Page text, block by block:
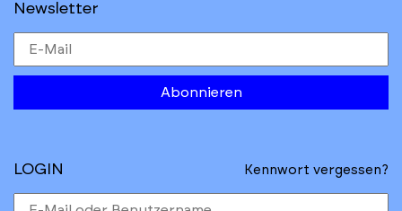
Newsletter
Abonnieren
LOGIN Kennwort vergessen?